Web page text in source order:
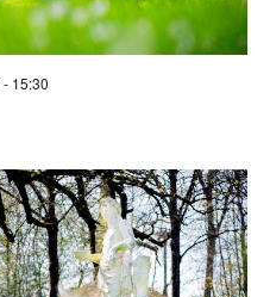
- 15:30